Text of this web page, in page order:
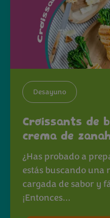
Desayuno
Croissants de
crema de
¿Has probado a
estás buscando una
cargada de sabor y
¡Entonces…